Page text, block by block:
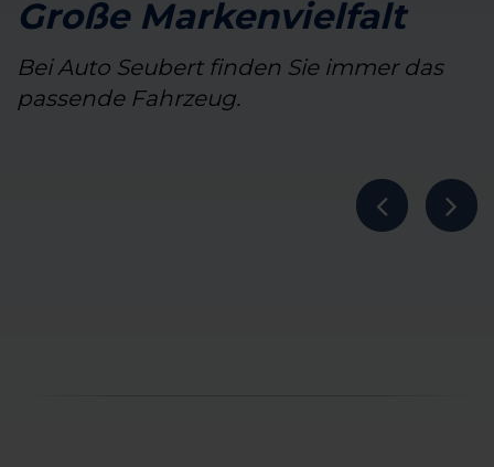
Große Markenvielfalt
Bei Auto Seubert finden Sie immer das
passende Fahrzeug.